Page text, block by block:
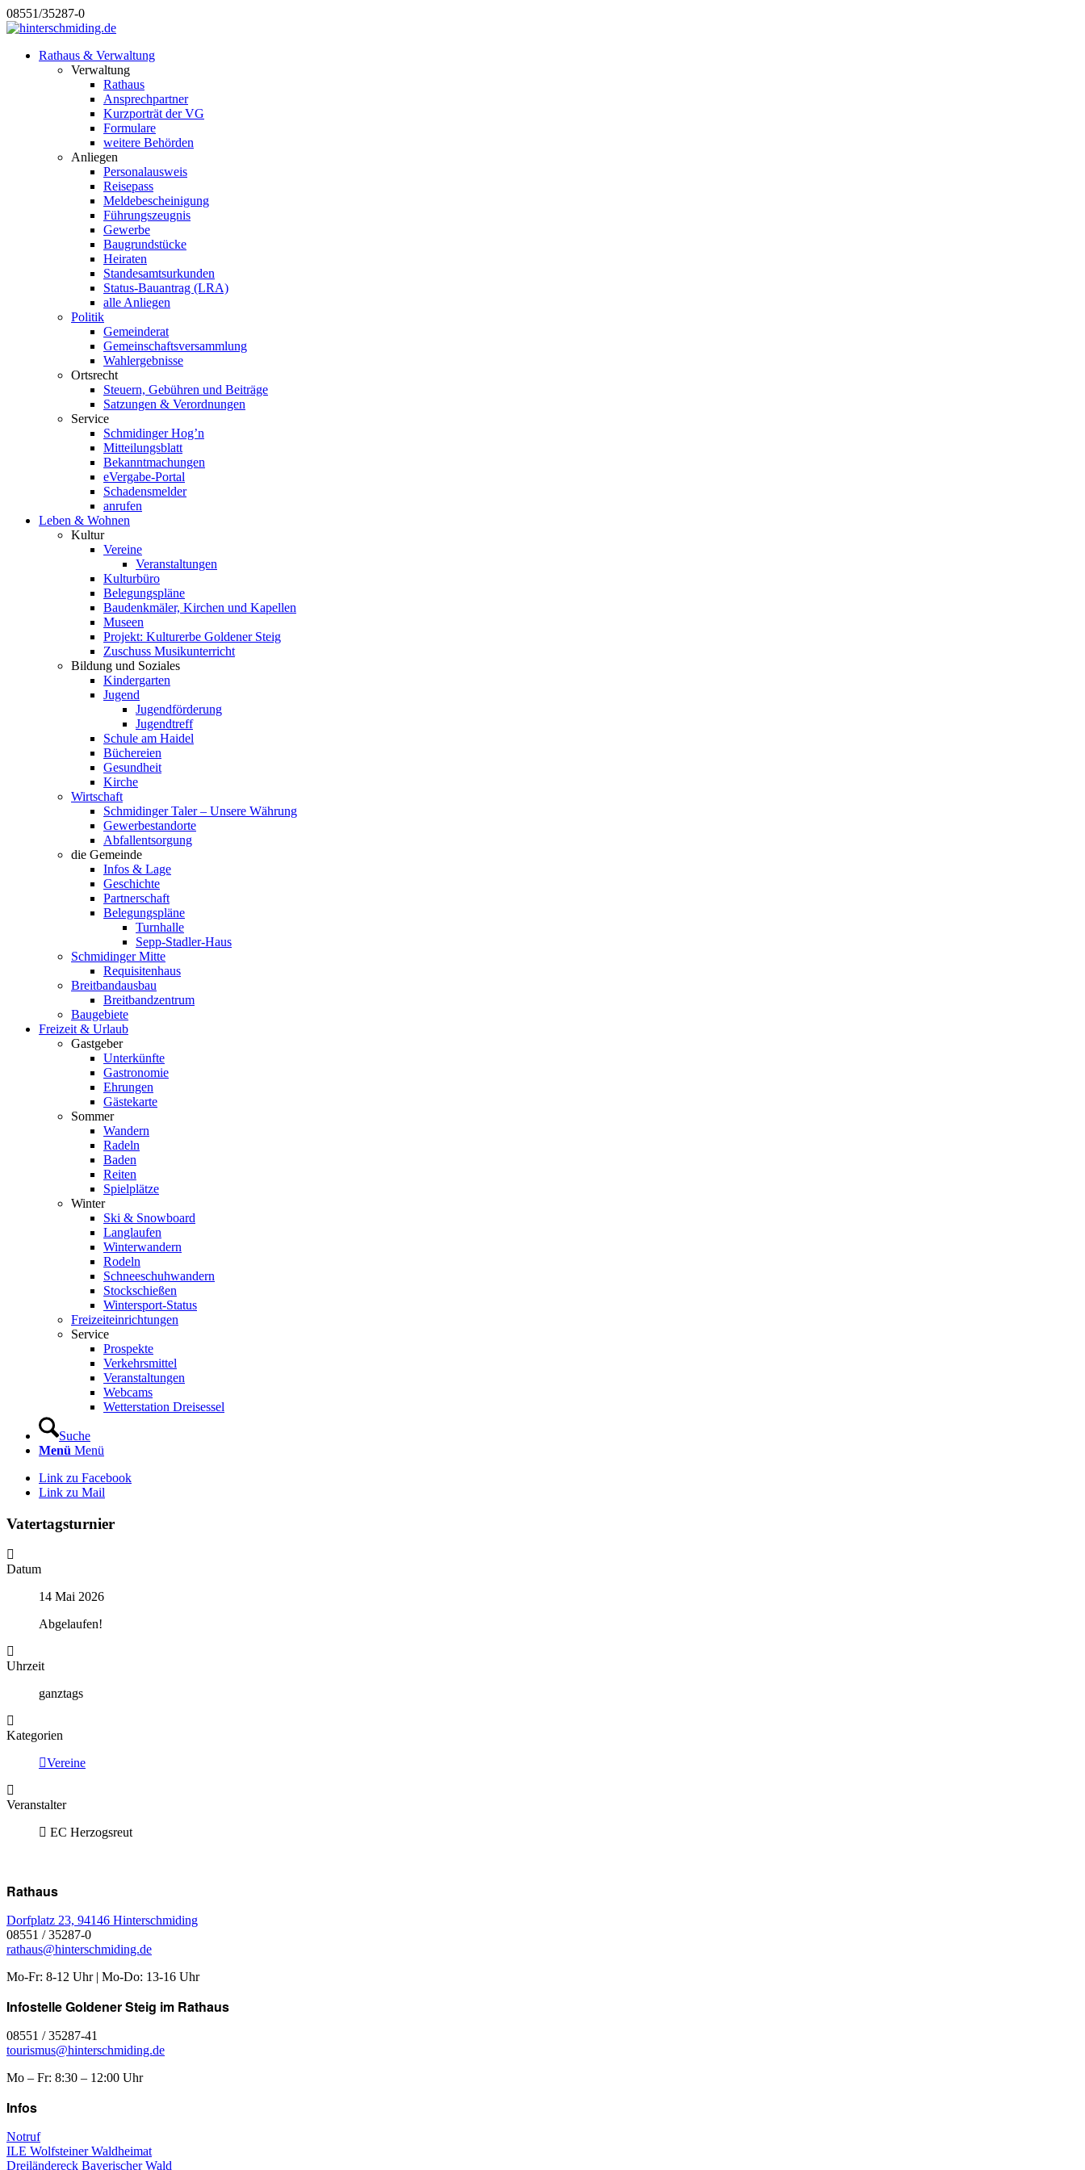
08551/35287-0
Rathaus & Verwaltung
Verwaltung
Rathaus
Ansprechpartner
Kurzporträt der VG
Formulare
weitere Behörden
Anliegen
Personalausweis
Reisepass
Meldebescheinigung
Führungszeugnis
Gewerbe
Baugrundstücke
Heiraten
Standesamtsurkunden
Status-Bauantrag (LRA)
alle Anliegen
Politik
Gemeinderat
Gemeinschaftsversammlung
Wahlergebnisse
Ortsrecht
Steuern, Gebühren und Beiträge
Satzungen & Verordnungen
Service
Schmidinger Hog’n
Mitteilungsblatt
Bekanntmachungen
eVergabe-Portal
Schadensmelder
anrufen
Leben & Wohnen
Kultur
Vereine
Veranstaltungen
Kulturbüro
Belegungspläne
Baudenkmäler, Kirchen und Kapellen
Museen
Projekt: Kulturerbe Goldener Steig
Zuschuss Musikunterricht
Bildung und Soziales
Kindergarten
Jugend
Jugendförderung
Jugendtreff
Schule am Haidel
Büchereien
Gesundheit
Kirche
Wirtschaft
Schmidinger Taler – Unsere Währung
Gewerbestandorte
Abfallentsorgung
die Gemeinde
Infos & Lage
Geschichte
Partnerschaft
Belegungspläne
Turnhalle
Sepp-Stadler-Haus
Schmidinger Mitte
Requisitenhaus
Breitbandausbau
Breitbandzentrum
Baugebiete
Freizeit & Urlaub
Gastgeber
Unterkünfte
Gastronomie
Ehrungen
Gästekarte
Sommer
Wandern
Radeln
Baden
Reiten
Spielplätze
Winter
Ski & Snowboard
Langlaufen
Winterwandern
Rodeln
Schneeschuhwandern
Stockschießen
Wintersport-Status
Freizeit­einrichtungen
Service
Prospekte
Verkehrsmittel
Veranstaltungen
Webcams
Wetterstation Dreisessel
Suche
Menü Menü
Link zu Facebook
Link zu Mail
Vatertagsturnier
Datum
14 Mai 2026
Abgelaufen!
Uhrzeit
ganztags
Kategorien
Vereine
Veranstalter
EC Herzogsreut
Rathaus
Dorfplatz 23, 94146 Hinterschmiding
08551 / 35287-0
rathaus@hinterschmiding.de
Mo-Fr: 8-12 Uhr | Mo-Do: 13-16 Uhr
Infostelle Goldener Steig im Rathaus
08551 / 35287-41
tourismus@hinterschmiding.de
Mo – Fr: 8:30 – 12:00 Uhr
Infos
Notruf
ILE Wolfsteiner Waldheimat
Dreiländereck Bayerischer Wald